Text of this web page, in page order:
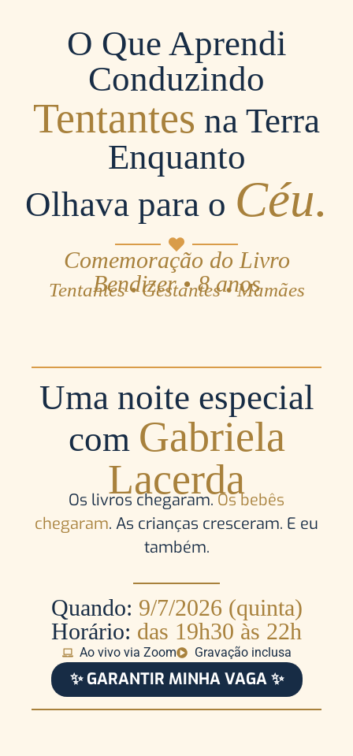
O Que Aprendi
Conduzindo
Tentantes na Terra
Enquanto
Olhava para o Céu.
Comemoração do Livro
Bendizer • 8 anos
Tentantes • Gestantes • Mamães
Uma noite especial
com Gabriela
Lacerda
Os livros chegaram.Os bebês
chegaram. As crianças cresceram. E eu
também.
Quando: 9/7/2026 (quinta)
Horário: das 19h30 às 22h
Ao vivo via Zoom Gravação inclusa
✨ GARANTIR MINHA VAGA ✨